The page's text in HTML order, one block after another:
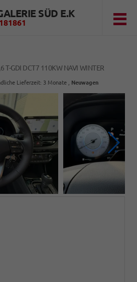
SÜD E.K
T-GDI DCT7 110KW NAVI WINTER
Lieferzeit: 3 Monate Neuwagen